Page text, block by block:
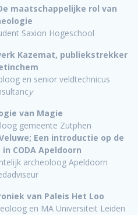
maatschappelijke rol van
Saxion Hogeschool
Kazemat, publiekstrekker
en senior veldtechnicus
y
van Magie
gemeente Zutphen
Een introductie op de
CODA Apeldoorn
archeoloog Apeldoorn
van Paleis Het Loo
en MA Universiteit Leiden